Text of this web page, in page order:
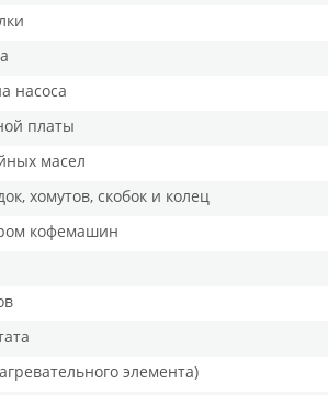
насоса
платы
масел
хомутов, скобок и колец
кофемашин
элемента)